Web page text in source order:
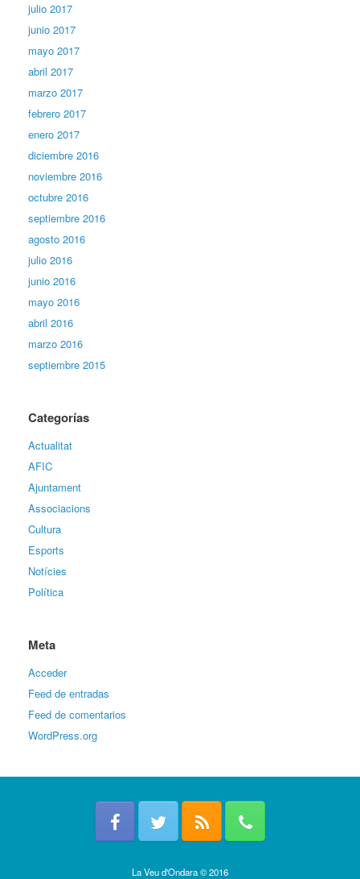
julio 2017
junio 2017
mayo 2017
abril 2017
marzo 2017
febrero 2017
enero 2017
diciembre 2016
noviembre 2016
octubre 2016
septiembre 2016
agosto 2016
julio 2016
junio 2016
mayo 2016
abril 2016
marzo 2016
septiembre 2015
Categorías
Actualitat
AFIC
Ajuntament
Associacions
Cultura
Esports
Notícies
Política
Meta
Acceder
Feed de entradas
Feed de comentarios
WordPress.org
La Veu d'Ondara © 2016